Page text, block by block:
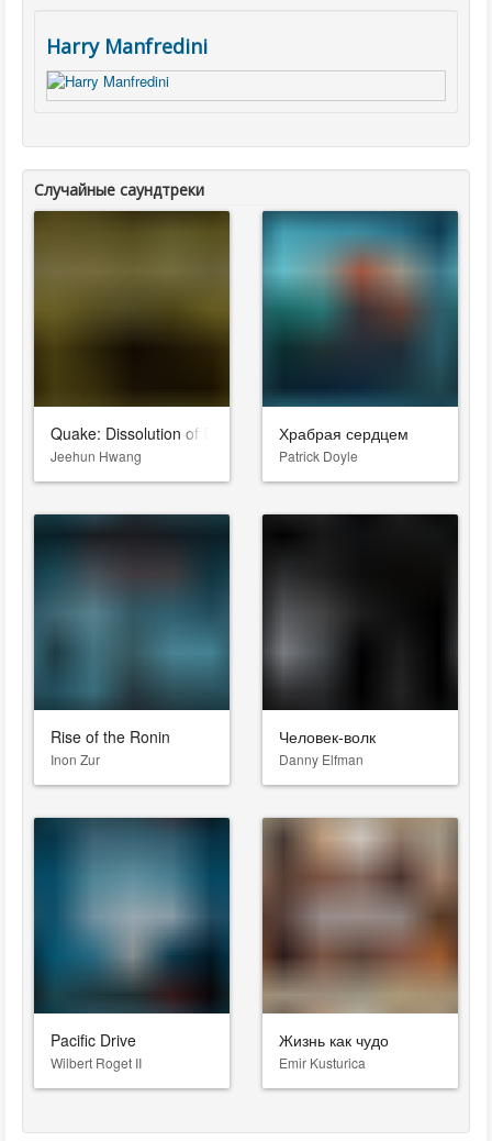
Harry Manfredini
Случайные саундтреки
Quake: Dissolution of Eternity
Jeehun Hwang
Храбрая сердцем
Patrick Doyle
Rise of the Ronin
Inon Zur
Человек-волк
Danny Elfman
Pacific Drive
Wilbert Roget II
Жизнь как чудо
Emir Kusturica